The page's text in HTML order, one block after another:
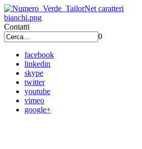
Contatti
0
facebook
linkedin
skype
twitter
youtube
vimeo
google+